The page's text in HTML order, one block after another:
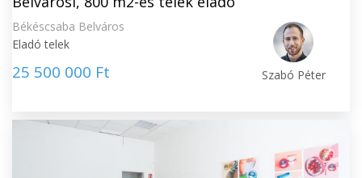
Békéscsaba Belváros
Eladó telek
25 500 000 Ft Szabó Péter